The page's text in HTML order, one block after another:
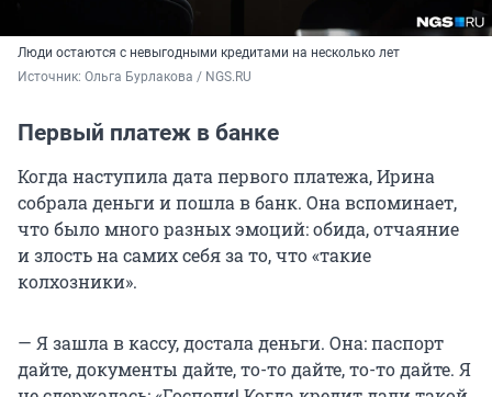
Люди остаются с невыгодными кредитами на несколько лет
Источник: Ольга Бурлакова / NGS.RU
Первый платеж в банке
Когда наступила дата первого платежа, Ирина
собрала деньги и пошла в банк. Она вспоминает,
что было много разных эмоций: обида, отчаяние
и злость на самих себя за то, что «такие
колхозники».
— Я зашла в кассу, достала деньги. Она: паспорт
дайте, документы дайте, то-то дайте, то-то дайте. Я